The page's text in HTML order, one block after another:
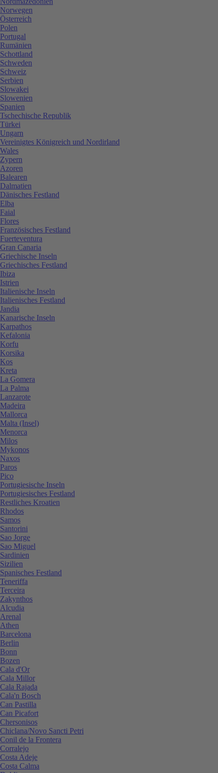
Norwegen
Österreich
Polen
Portugal
Rumänien
Schottland
Schweden
Schweiz
Serbien
Slowakei
Slowenien
Spanien
Tschechische Republik
Türkei
Ungarn
Vereinigtes Königreich und Nordirland
Wales
Zypern
Azoren
Balearen
Dalmatien
Dänisches Festland
Elba
Faial
Flores
Französisches Festland
Fuerteventura
Gran Canaria
Griechische Inseln
Griechisches Festland
Ibiza
Istrien
Italienische Inseln
Italienisches Festland
Jandia
Kanarische Inseln
Karpathos
Kefalonia
Korfu
Korsika
Kos
Kreta
La Gomera
La Palma
Lanzarote
Madeira
Mallorca
Malta (Insel)
Menorca
Milos
Mykonos
Naxos
Paros
Pico
Portugiesische Inseln
Portugiesisches Festland
Restliches Kroatien
Rhodos
Samos
Santorini
Sao Jorge
Sao Miguel
Sardinien
Sizilien
Spanisches Festland
Teneriffa
Terceira
Zakynthos
Alcudia
Arenal
Athen
Barcelona
Berlin
Bonn
Bozen
Cala d'Or
Cala Millor
Cala Rajada
Cala'n Bosch
Can Pastilla
Can Picafort
Chersonisos
Chiclana/Novo Sancti Petri
Conil de la Frontera
Corralejo
Costa Adeje
Costa Calma